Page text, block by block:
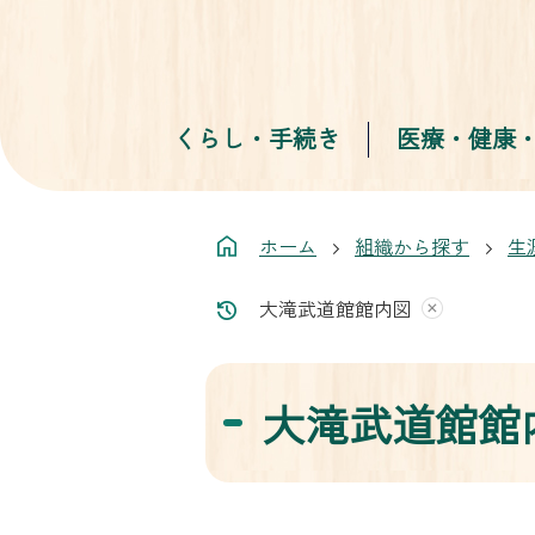
くらし・手続き 医療・健康
ホーム 組織から探す 生
大滝武道館館内図
大滝武道館館